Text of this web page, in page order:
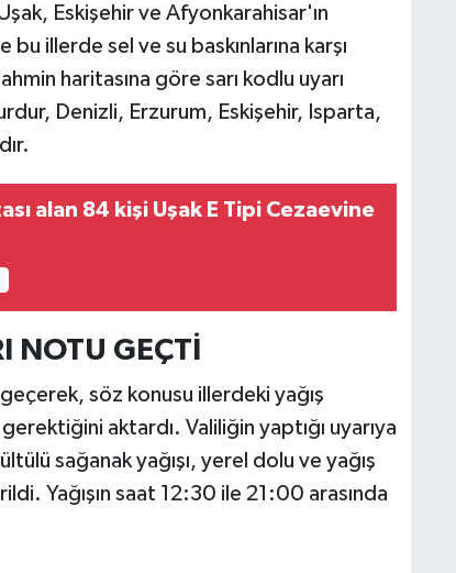
Eskişehir ve Afyonkarahisar'ın
illerde sel ve su baskınlarına karşı
haritasına göre sarı kodlu uyarı
Denizli, Erzurum, Eskişehir, Isparta,
alan 84 kişi Uşak E Tipi Cezaevine
NOTU GEÇTİ
söz konusu illerdeki yağış
aktardı. Valiliğin yaptığı uyarıya
sağanak yağışı, yerel dolu ve yağış
Yağışın saat 12:30 ile 21:00 arasında